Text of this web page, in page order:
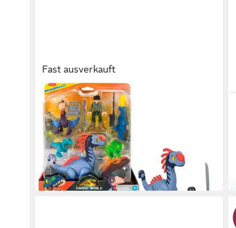
Fast ausverkauft
FISHER-PRICE®
Spielfigur Imaginext Jurassic World,
Rebirth Multipack
9,99 € UVP22,99 €
-57%
lieferbar - in 1-2 Werktagen bei dir